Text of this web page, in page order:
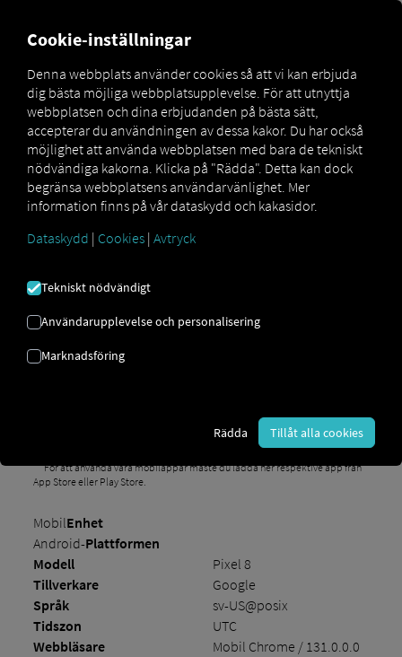
SYSTEMDIAGNOSTIK
RIO är en webbläsarbaserad applikation. Det betyder att
du inte behöver installera någon ytterligare programvara
för grundläggande användning* och allt sker i din
för RIO Är det användbart i din webbläsare? För att
systemanalysen som utförts här.
Om en fråga misslyckas, vänligen uppdatera din
webbläsare till den senaste versionen och besök sidan
igen. Om frågan fortfarande misslyckas, vänligen
* För att läsa fordonsdata från vissa individuella tjänster i vår Marketplace Det
kan vara nödvändigt att installera programvara från tredje part.
** För att använda våra mobilappar måste du ladda ner respektive app från
App Store eller Play Store.
MobilEnhet
Android-Plattformen
Modell
Pixel 8
Tillverkare
Google
Språk
sv-US@posix
Tidszon
UTC
Webbläsare
Mobil Chrome / 131.0.0.0
Cookie-inställningar
Denna webbplats använder cookies så att vi kan erbjuda
dig bästa möjliga webbplatsupplevelse. För att utnyttja
webbplatsen och dina erbjudanden på bästa sätt,
accepterar du användningen av dessa kakor. Du har också
möjlighet att använda webbplatsen med bara de tekniskt
nödvändiga kakorna. Klicka på "Rädda". Detta kan dock
begränsa webbplatsens användarvänlighet. Mer
information finns på vår dataskydd och kakasidor.
Dataskydd | Cookies | Avtryck
Tekniskt nödvändigt
Användarupplevelse och personalisering
Marknadsföring
Rädda Tillåt alla cookies